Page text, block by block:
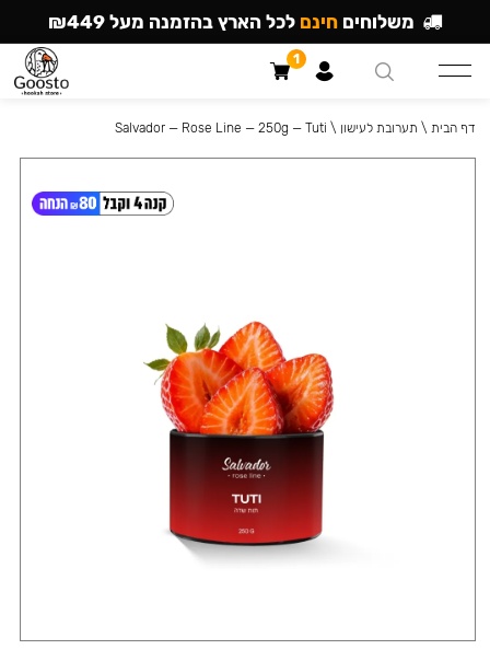
דף הבית \ תערובת לעישון \
Salvador — Rose Line — 250g — Tuti
משלוחים חינם לכל הארץ בהזמנה מעל ₪449
1